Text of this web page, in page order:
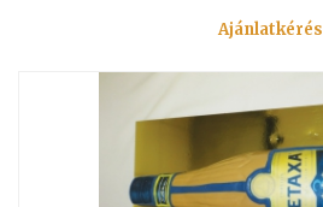
Ajánlatkérés